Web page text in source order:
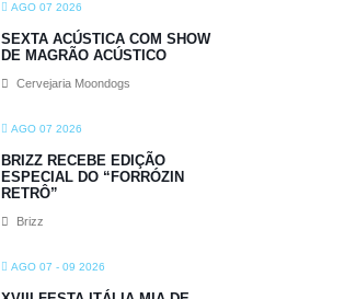
AGO 07 2026
SEXTA ACÚSTICA COM SHOW
DE MAGRÃO ACÚSTICO
Cervejaria Moondogs
AGO 07 2026
BRIZZ RECEBE EDIÇÃO
ESPECIAL DO “FORRÓZIN
RETRÔ”
Brizz
AGO 07 - 09 2026